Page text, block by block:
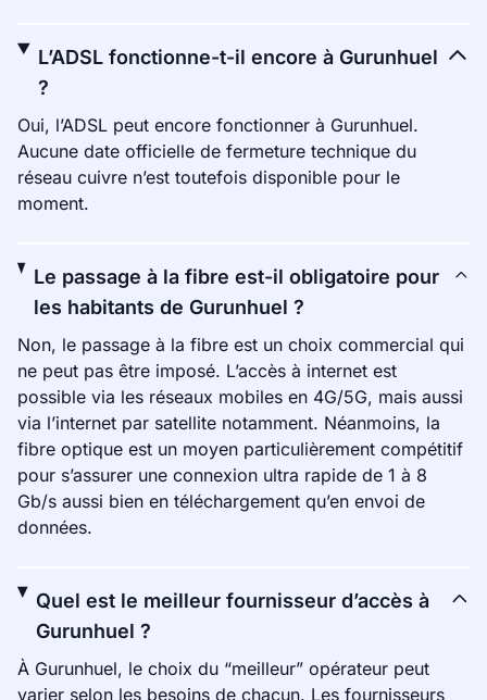
L’ADSL fonctionne-t-il encore à Gurunhuel
?
Oui, l’ADSL peut encore fonctionner à Gurunhuel.
Aucune date officielle de fermeture technique du
réseau cuivre n’est toutefois disponible pour le
moment.
Le passage à la fibre est-il obligatoire pour
les habitants de Gurunhuel ?
Non, le passage à la fibre est un choix commercial qui
ne peut pas être imposé. L’accès à internet est
possible via les réseaux mobiles en 4G/5G, mais aussi
via l’internet par satellite notamment. Néanmoins, la
fibre optique est un moyen particulièrement compétitif
pour s’assurer une connexion ultra rapide de 1 à 8
Gb/s aussi bien en téléchargement qu’en envoi de
données.
Quel est le meilleur fournisseur d’accès à
Gurunhuel ?
À Gurunhuel, le choix du “meilleur” opérateur peut
varier selon les besoins de chacun. Les fournisseurs